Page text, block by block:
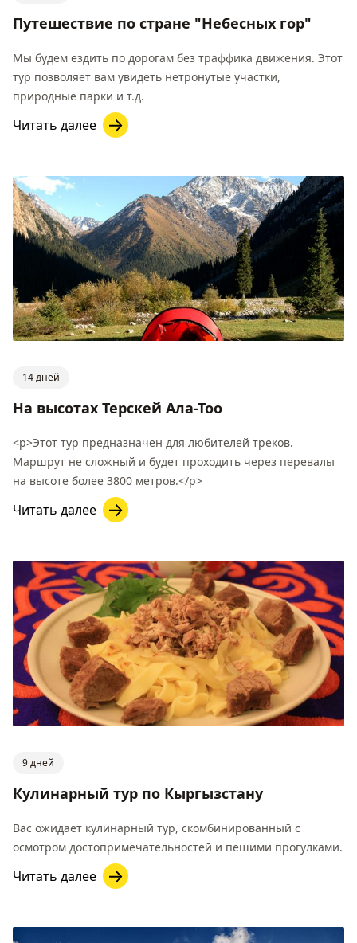
Путешествие по стране "Небесных гор"
Мы будем ездить по дорогам без траффика движения. Этот
тур позволяет вам увидеть нетронутые участки,
природные парки и т.д.
Читать далее
14 дней
На высотах Терскей Ала-Тоо
<p>Этот тур предназначен для любителей треков.
Маршрут не сложный и будет проходить через перевалы
на высоте более 3800 метров.</p>
Читать далее
9 дней
Кулинарный тур по Кыргызстану
Вас ожидает кулинарный тур, скомбинированный с
осмотром достопримечательностей и пешими прогулками.
Читать далее